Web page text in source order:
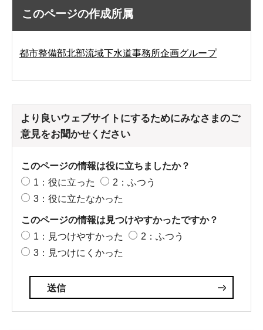
このページの作成所属
都市整備部北部流域下水道事務所企画グループ
より良いウェブサイトにするためにみなさまのご
意見をお聞かせください
このページの情報は役に立ちましたか？
1：役に立った
2：ふつう
3：役に立たなかった
このページの情報は見つけやすかったですか？
1：見つけやすかった
2：ふつう
3：見つけにくかった